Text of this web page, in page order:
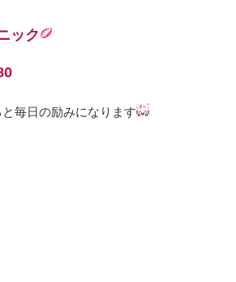
ック
毎日の励みになります